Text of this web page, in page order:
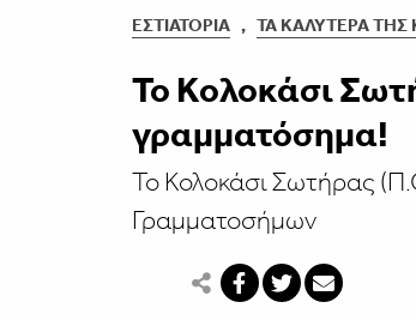
ΕΣΤΙΑΤΌΡΙΑ , ΤΑ ΚΑΛΎΤΕΡΑ
Το Κολοκάσι
γραμματόσημα!
Το Κολοκάσι Σωτήρας
Γραμματοσήμων